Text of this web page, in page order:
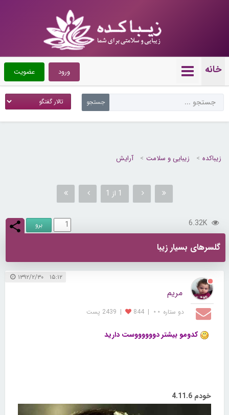
خانه عضویت ورود
زیباکده زیبایی و سلامت آرایش
1 از 1
6.32K
گلسرهای بسیار زیبا
۱۵:۱۲ ۱۳۹۲/۲/۳۰
مریم
دو ستاره ⋆⋆ |
844
| 2439 پست
کدومو بیشتر دووووووست دارید
خودم 4.11.6